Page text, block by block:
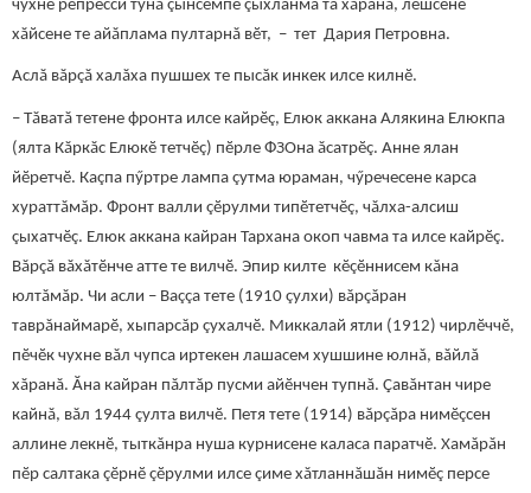
чухне репресси тунă çынсемпе çыхланма та хăранă, лешсене
хăйсене те айăплама пултарнă вӗт, – тет Дария Петровна.
Аслă вăрçă халăха пушшех те пысăк инкек илсе килнӗ.
– Тăватă тетене фронта илсе кайрӗç, Елюк аккана Алякина Елюкпа
(ялта Кăркăс Елюкӗ тетчӗç) пӗрле ФЗОна ăсатрӗç. Анне ялан
йӗретчӗ. Каçпа пӳртре лампа çутма юраман, чӳречесене карса
хураттăмăр. Фронт валли çӗрулми типӗтетчӗç, чăлха-алсиш
çыхатчӗç. Елюк аккана кайран Тархана окоп чавма та илсе кайрӗç.
Вăрçă вăхăтӗнче атте те вилчӗ. Эпир килте кӗçӗннисем кăна
юлтăмăр. Чи асли – Ваççа тете (1910 çулхи) вăрçăран
таврăнаймарӗ, хыпарсăр çухалчӗ. Миккалай ятли (1912) чирлӗччӗ,
пӗчӗк чухне вăл чупса иртекен лашасем хушшине юлнă, вăйлă
хăранă. Ăна кайран пăлтăр пусми айӗнчен тупнă. Çавăнтан чире
кайнă, вăл 1944 çулта вилчӗ. Петя тете (1914) вăрçăра нимӗçсен
аллине лекнӗ, тыткăнра нуша курнисене каласа паратчӗ. Хамăрăн
пӗр салтака çӗрнӗ çӗрулми илсе çиме хăтланнăшăн нимӗç персе